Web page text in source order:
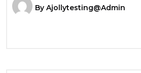
By Ajollytesting@admin